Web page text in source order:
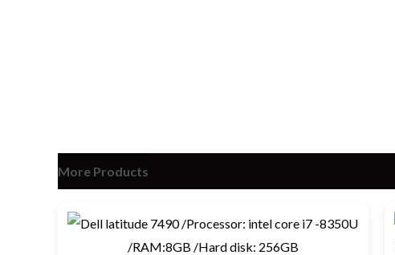
More Products